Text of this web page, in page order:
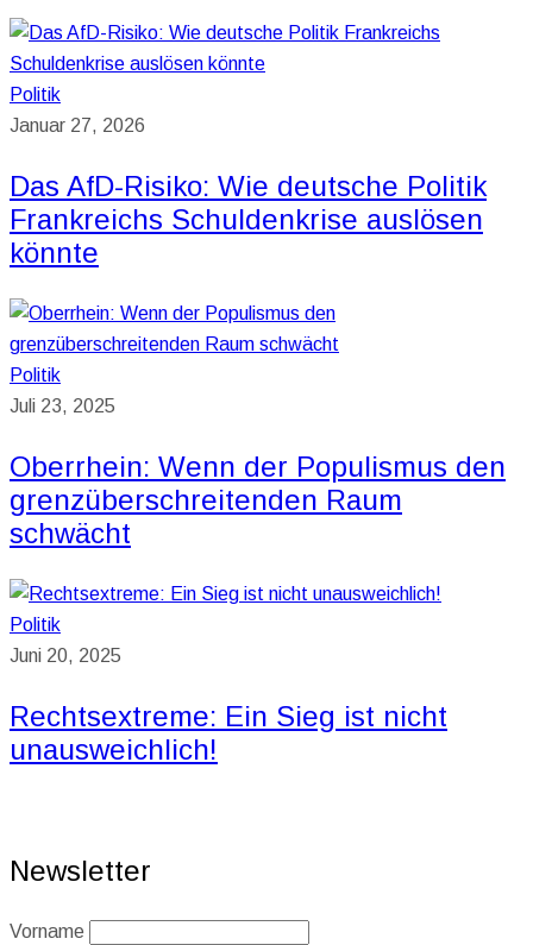
Politik
Januar 27, 2026
Das AfD-Risiko: Wie deutsche Politik
Frankreichs Schuldenkrise auslösen
könnte
Politik
Juli 23, 2025
Oberrhein: Wenn der Populismus den
grenzüberschreitenden Raum
schwächt
Politik
Juni 20, 2025
Rechtsextreme: Ein Sieg ist nicht
unausweichlich!
Newsletter
Vorname